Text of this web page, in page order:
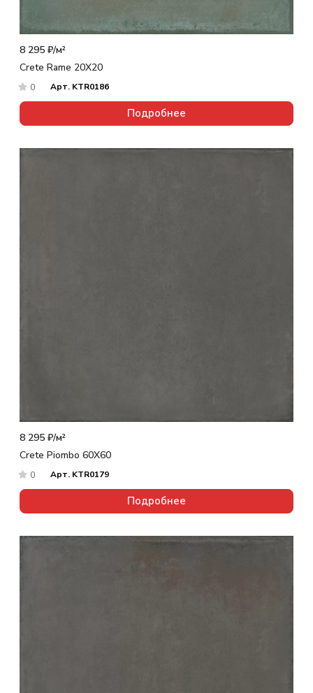
8 295 ₽/м²
Crete Rame 20X20
0 Арт. KTR0186
Подробнее
8 295 ₽/м²
Crete Piombo 60X60
0 Арт. KTR0179
Подробнее